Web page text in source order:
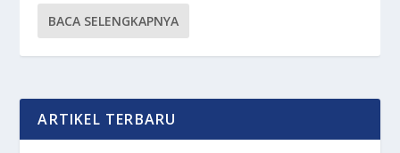
BACA SELENGKAPNYA
ARTIKEL TERBARU